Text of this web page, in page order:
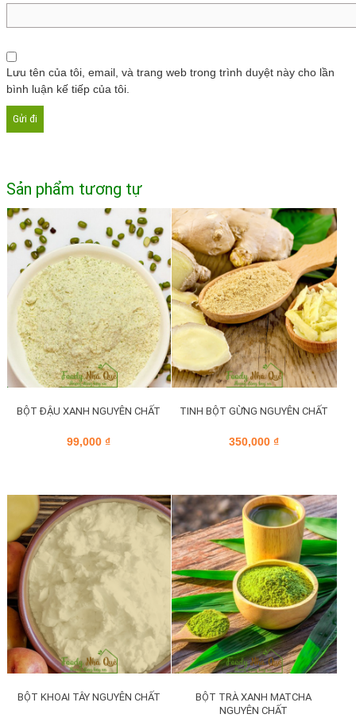
Lưu tên của tôi, email, và trang web trong trình duyệt này cho lần
bình luận kế tiếp của tôi.
Sản phẩm tương tự
BỘT ĐẬU XANH NGUYÊN CHẤT
99,000₫
TINH BỘT GỪNG NGUYÊN CHẤT
350,000 ₫
BỘT KHOAI TÂY NGUYÊN CHẤT
BỘT TRÀ XANH MATCHA
NGUYÊN CHẤT